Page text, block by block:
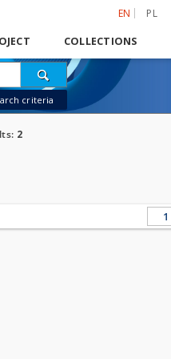
EN PL
COLLECTIONS
criteria
2